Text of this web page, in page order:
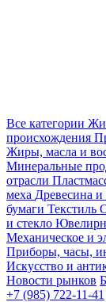
Все категории
происхождения
Жиры, масла и
Минеральные
отрасли
меха Древесина и
бумаги Текстиль
и стекло
Механическое и
Приборы, часы,
Искусство и
Новости рынков
+7 (985) 722-11-41